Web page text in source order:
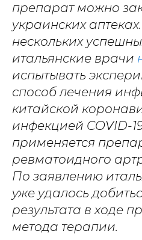
препарат можно
украинских
нескольких
итальянские врачи
испытывать
способ лечения
китайской
инфекцией COVID-
применяется
ревматоидного
По заявлению
уже удалось
результата в ходе
метода терапии.